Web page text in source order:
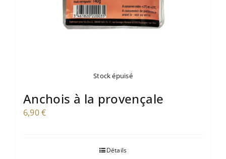
Stock épuisé
Anchois à la provençale
6,90€
Détails